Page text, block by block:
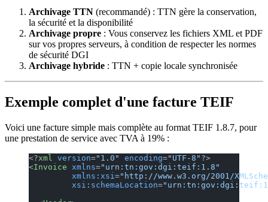
Archivage TTN (recommandé) : TTN gère la conservation,
la sécurité et la disponibilité
Archivage propre : Vous conservez les fichiers XML et PDF
sur vos propres serveurs, à condition de respecter les normes
de sécurité DGI
Archivage hybride : TTN + copie locale synchronisée
Exemple complet d'une facture TEIF
Voici une facture simple mais complète au format TEIF 1.8.7, pour
une prestation de service avec TVA à 19% :
<?xml version="1.0" encoding="UTF-8" ?>
<Invoice xmlns="urn:tn:gov:dgi:teif:1.8"
         xmlns:xsi
="http://www.w3.org/2001/
         xsi:schemaLocation
=